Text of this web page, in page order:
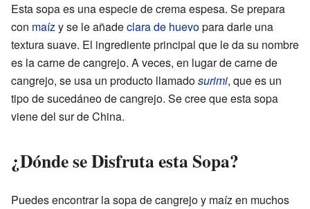
Esta sopa es una especie de crema espesa. Se prepara
con maízy se le añadeclara de huevopara darle una
textura suave. El ingrediente principal que le da su nombre
es la carne de cangrejo. A veces, en lugar de carne de
cangrejo, se usa un producto llamadosurimi, que es un
tipo de sucedáneo de cangrejo. Se cree que esta sopa
viene del sur de China.
¿Dónde se Disfruta esta Sopa?
Puedes encontrar la sopa de cangrejo y maíz en muchos